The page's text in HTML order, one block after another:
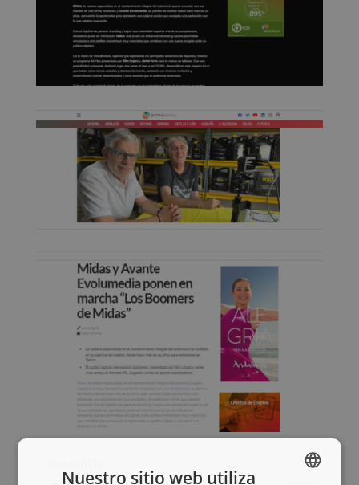
Nuestro sitio web utiliza